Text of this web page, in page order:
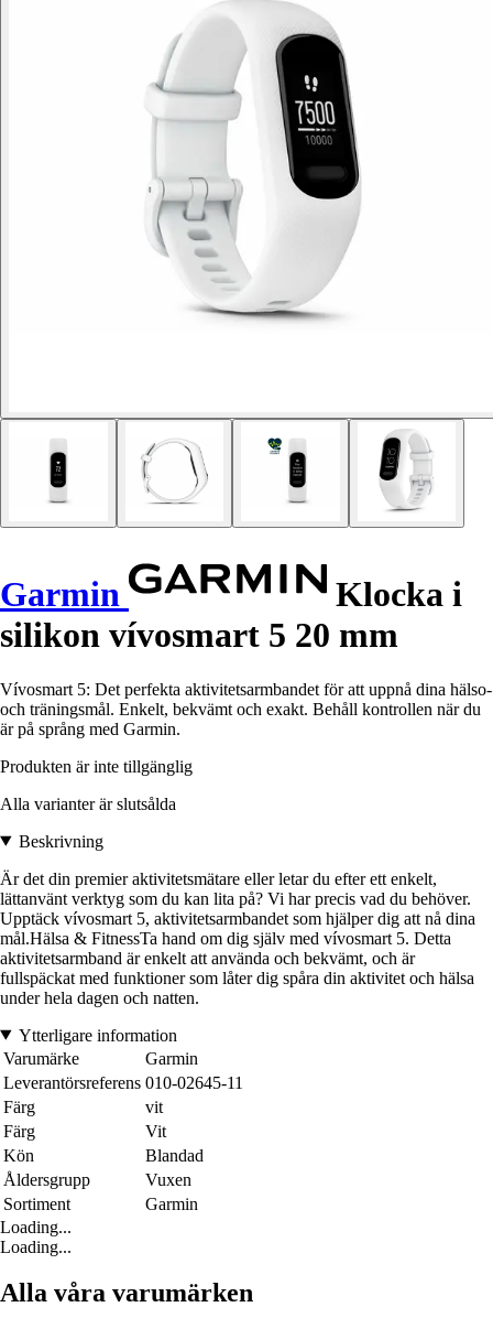
Garmin
Klocka i
silikon vívosmart 5 20 mm
Vívosmart 5: Det perfekta aktivitetsarmbandet för att uppnå dina hälso-
och träningsmål. Enkelt, bekvämt och exakt. Behåll kontrollen när du
är på språng med Garmin.
Produkten är inte tillgänglig
Alla varianter är slutsålda
Beskrivning
Är det din premier aktivitetsmätare eller letar du efter ett enkelt,
lättanvänt verktyg som du kan lita på? Vi har precis vad du behöver.
Upptäck vívosmart 5, aktivitetsarmbandet som hjälper dig att nå dina
mål.Hälsa & FitnessTa hand om dig själv med vívosmart 5. Detta
aktivitetsarmband är enkelt att använda och bekvämt, och är
fullspäckat med funktioner som låter dig spåra din aktivitet och hälsa
under hela dagen och natten.
Ytterligare information
Varumärke
Garmin
Leverantörsreferens 010-02645-11
Färg
vit
Färg
Vit
Kön
Blandad
Åldersgrupp
Vuxen
Sortiment
Garmin
Loading...
Loading...
Alla våra varumärken